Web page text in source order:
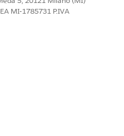
MI-1785731 P.IVA